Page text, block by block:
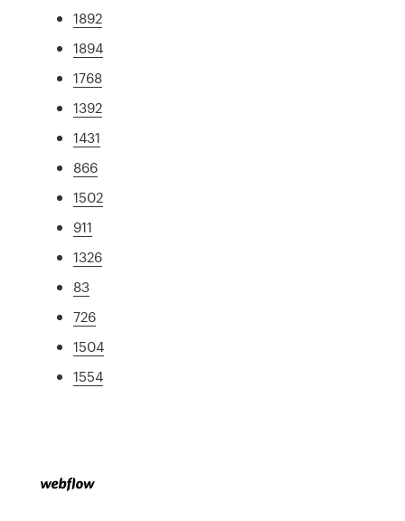
1892
1894
1768
1392
1431
866
1502
911
1326
83
726
1504
1554